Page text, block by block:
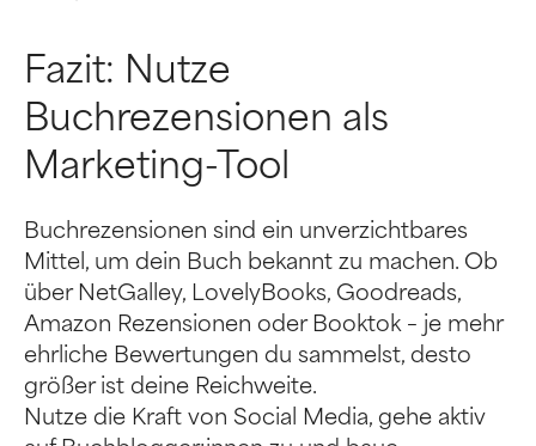
Fazit: Nutze
Buchrezensionen als
Marketing-Tool
Buchrezensionen sind ein unverzichtbares
Mittel, um dein Buch bekannt zu machen. Ob
über NetGalley, LovelyBooks, Goodreads,
Amazon Rezensionen oder Booktok – je mehr
ehrliche Bewertungen du sammelst, desto
größer ist deine Reichweite.
Nutze die Kraft von Social Media, gehe aktiv